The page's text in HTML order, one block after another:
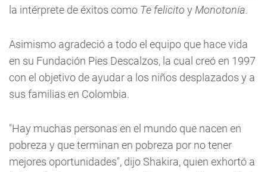
la intérprete de éxitos como Te felicito y Monotonía.
Asimismo agradeció a todo el equipo que hace vida
en su Fundación Pies Descalzos, la cual creó en 1997
con el objetivo de ayudar a los niños desplazados y a
sus familias en Colombia.
"Hay muchas personas en el mundo que nacen en
pobreza y que terminan en pobreza por no tener
mejores oportunidades", dijo Shakira, quien exhortó a